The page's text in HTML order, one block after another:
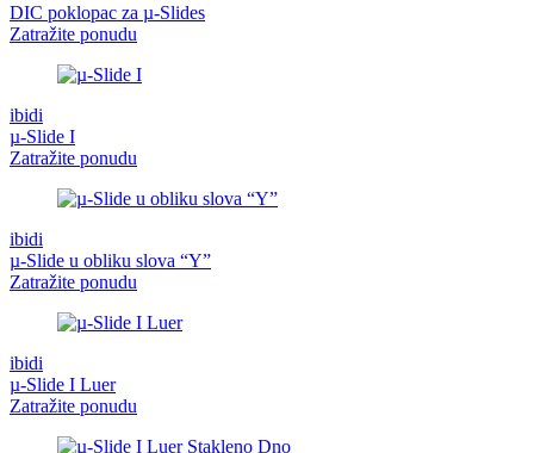
DIC poklopac za µ-Slides
Zatražite ponudu
ibidi
µ-Slide I
Zatražite ponudu
ibidi
µ-Slide u obliku slova “Y”
Zatražite ponudu
ibidi
µ-Slide I Luer
Zatražite ponudu